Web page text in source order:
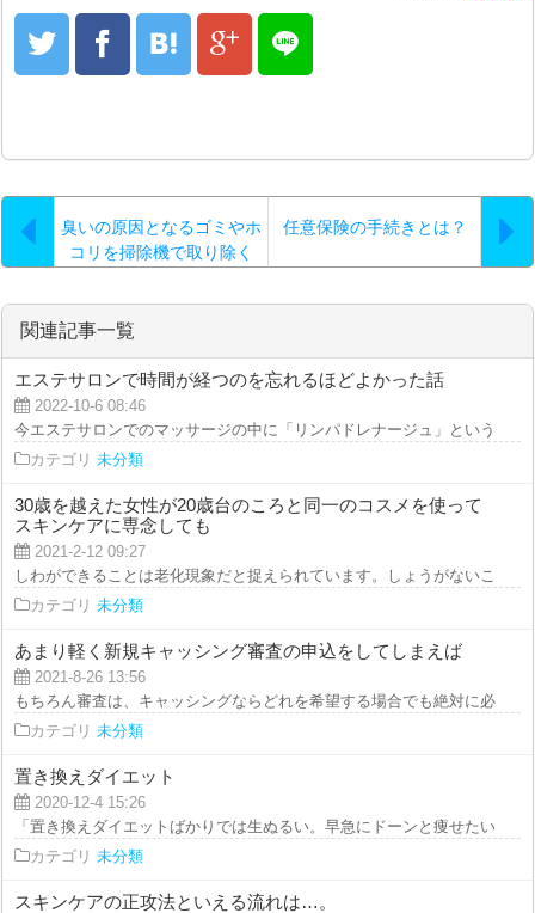
臭いの原因となるゴミやホ
コリを掃除機で取り除く
任意保険の手続きとは？
関連記事一覧
エステサロンで時間が経つのを忘れるほどよかった話
2022-10-6 08:46
今エステサロンでのマッサージの中に「リンパドレナージュ」という名称
カテゴリ 未分類
30歳を越えた女性が20歳台のころと同一のコスメを使って
スキンケアに専念しても
2021-2-12 09:27
しわができることは老化現象だと捉えられています。しょうがないことで
カテゴリ 未分類
あまり軽く新規キャッシング審査の申込をしてしまえば
2021-8-26 13:56
もちろん審査は、キャッシングならどれを希望する場合でも絶対に必要で
カテゴリ 未分類
置き換えダイエット
2020-12-4 15:26
「置き換えダイエットばかりでは生ぬるい。早急にドーンと痩せたい」と
カテゴリ 未分類
スキンケアの正攻法といえる流れは…。